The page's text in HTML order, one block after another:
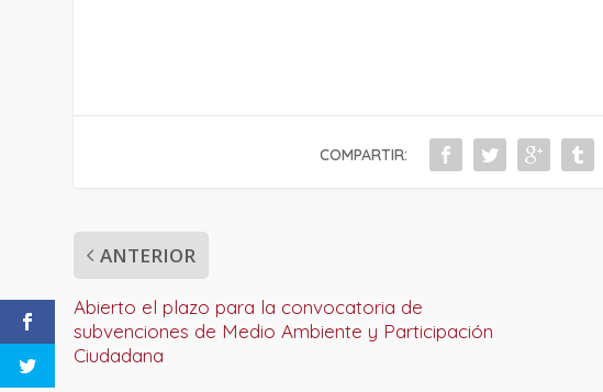
COMPARTIR:
ANTERIOR
Abierto el plazo para la convocatoria de
subvenciones de Medio Ambiente y Participación
Ciudadana